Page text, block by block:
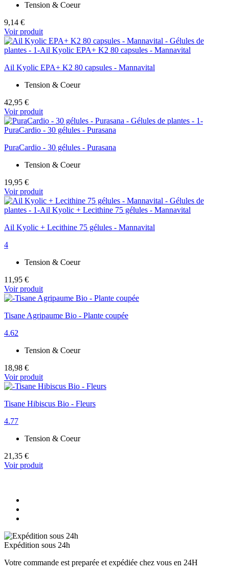
Tension & Coeur
9,14 €
Voir produit
Ail Kyolic EPA+ K2 80 capsules - Mannavital
Tension & Coeur
42,95 €
Voir produit
PuraCardio - 30 gélules - Purasana
Tension & Coeur
19,95 €
Voir produit
Ail Kyolic + Lecithine 75 gélules - Mannavital
4
Tension & Coeur
11,95 €
Voir produit
Tisane Agripaume Bio - Plante coupée
4.62
Tension & Coeur
18,98 €
Voir produit
Tisane Hibiscus Bio - Fleurs
4.77
Tension & Coeur
21,35 €
Voir produit
Expédition sous 24h
Votre commande est preparée et expédiée chez vous en 24H